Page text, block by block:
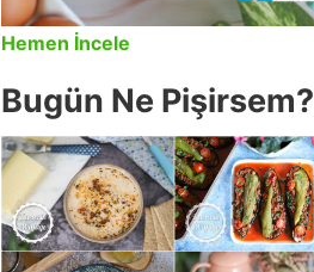
Hemen İncele
Bugün Ne Pişirsem?